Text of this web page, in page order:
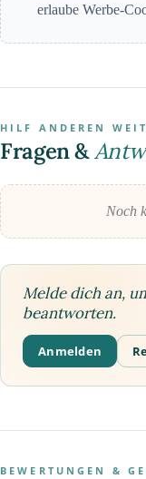
erlaube Werbe-
HILF ANDEREN
Fragen &
Noch
Melde dich an,
beantworten.
Anmelden
BEWERTUNGEN &